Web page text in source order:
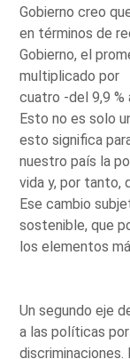
Gobierno creo
en términos de
Gobierno, el
multiplicado por
cuatro -del 9,9 %
Esto no es solo
esto significa
nuestro país la
vida y, por tanto,
Ese cambio
sostenible, que
los elementos
Un segundo eje
a las políticas